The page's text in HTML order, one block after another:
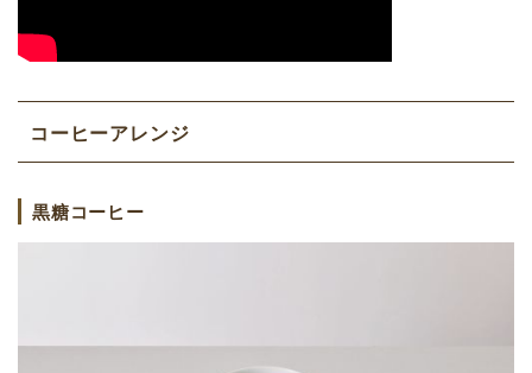
コーヒーアレンジ
黒糖コーヒー